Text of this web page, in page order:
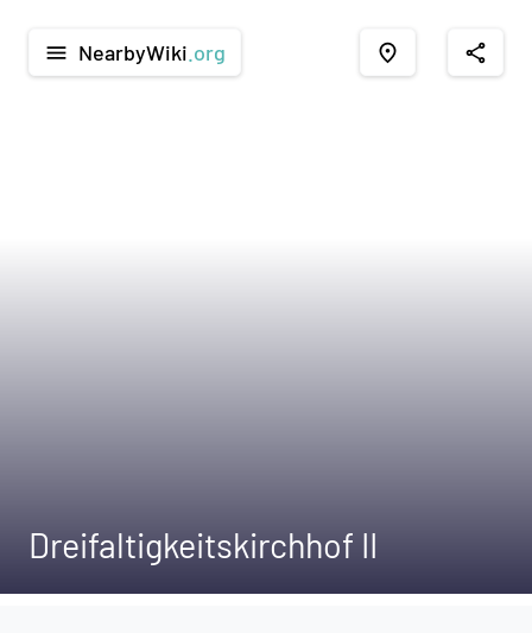
menu NearbyWiki .org place share
Dreifaltigkeitskirchhof II